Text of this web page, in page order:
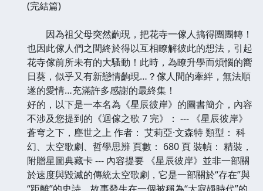
(完結篇)
因為祖父母突然齣現，把花寺一傢人搞得團團轉！
也因此傢人們之間終於得以互相瞭解彼此的想法，引起
花寺傢前所未有的大騷動！此時，為瞭升學而煩惱的嚮
日葵，似乎又有新戀情齣現…？傢人間的牽絆，無法順
遂的愛情…充滿許多感謝的最終集！
好的，以下是一本名為《星辰彼岸》的圖書簡介，內容
不涉及您提到的《迴傢之歌 7 完》： --- 《星辰彼岸》
蒼穹之下，塵世之上 作者： 艾莉亞·文森特 類型： 科
幻、太空歌劇、哲學思辨 頁數： 680 頁 裝幀： 精裝，
附贈星圖典藏卡 --- 內容提要 《星辰彼岸》並非一部關
於速度與毀滅的傳統太空歌劇，它是一部關於“存在”與